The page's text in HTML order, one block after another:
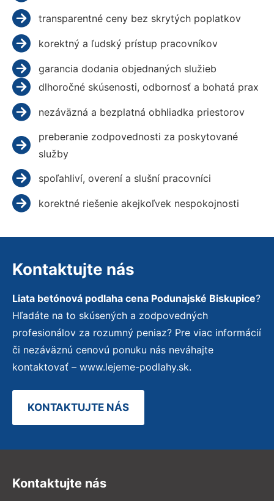
transparentné ceny bez skrytých poplatkov
korektný a ľudský prístup pracovníkov
garancia dodania objednaných služieb
dlhoročné skúsenosti, odbornosť a bohatá prax
nezáväzná a bezplatná obhliadka priestorov
preberanie zodpovednosti za poskytované
služby
spoľahliví, overení a slušní pracovníci
korektné riešenie akejkoľvek nespokojnosti
Kontaktujte nás
Liata betónová podlaha cena Podunajské Biskupice?
Hľadáte na to skúsených a zodpovedných
profesionálov za rozumný peniaz? Pre viac informácií
či nezáväznú cenovú ponuku nás neváhajte
kontaktovať – www.lejeme-podlahy.sk.
KONTAKTUJTE NÁS
Kontaktujte nás